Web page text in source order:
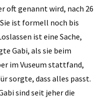
oft genannt wird, nach 26
ist formell noch bis
ist eine Sache,
Gabi, als sie beim
im Vuseum stattfand,
sorgte, dass alles passt.
sind seit jeher die